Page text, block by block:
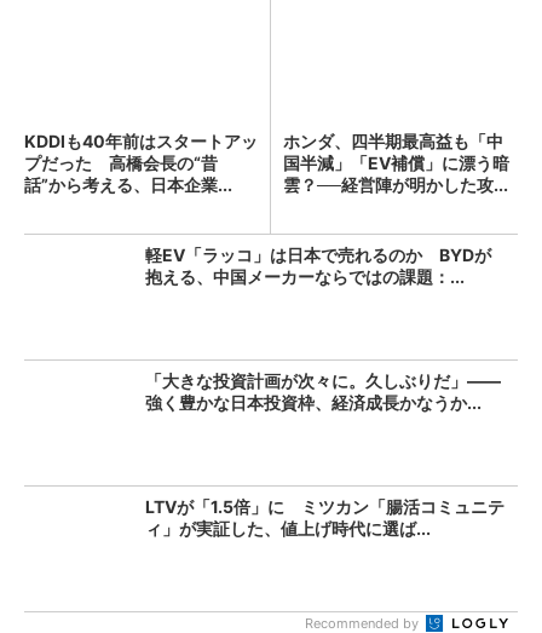
KDDIも40年前はスタートアッ
プだった 高橋会長の“昔
話”から考える、日本企業...
ホンダ、四半期最高益も「中
国半減」「EV補償」に漂う暗
雲？──経営陣が明かした攻...
軽EV「ラッコ」は日本で売れるのか BYDが
抱える、中国メーカーならではの課題：...
「大きな投資計画が次々に。久しぶりだ」――
強く豊かな日本投資枠、経済成長かなうか...
LTVが「1.5倍」に ミツカン「腸活コミュニテ
ィ」が実証した、値上げ時代に選ば...
Recommended by